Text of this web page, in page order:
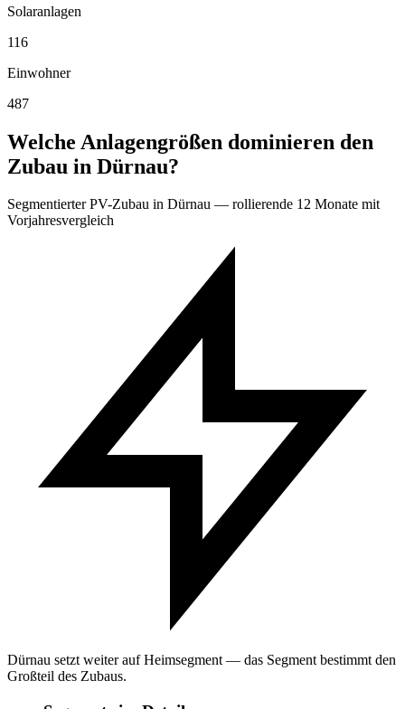
Solaranlagen
116
Einwohner
487
Welche Anlagengrößen dominieren den
Zubau in Dürnau?
Segmentierter PV-Zubau in Dürnau — rollierende 12 Monate mit
Vorjahresvergleich
Dürnau setzt weiter auf Heimsegment — das Segment bestimmt den
Großteil des Zubaus.